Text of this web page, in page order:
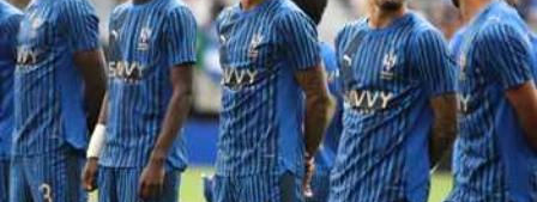
مسابقة التوقعات
فيديوهات
عدسات
آراء حرة